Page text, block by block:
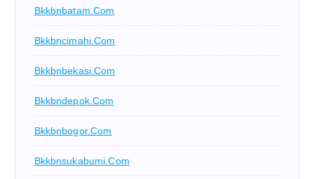
Bkkbnbatam.com
Bkkbncimahi.com
Bkkbnbekasi.com
Bkkbndepok.com
Bkkbnbogor.com
Bkkbnsukabumi.com